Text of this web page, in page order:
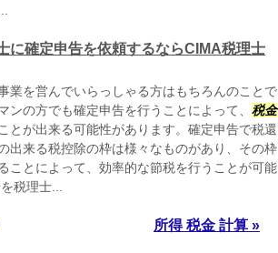
に確定申告を依頼するならCIMA税理士
業を営んでいらっしゃる方はもちろんのことで
ンの方でも確定申告を行うことによって、 税金
とが出来る可能性があります。確定申告で税還
出来る税控除の枠は様々なものがあり、その枠
ことによって、効率的な節税を行うことが可能
税理士...
所得 税金 計算 »